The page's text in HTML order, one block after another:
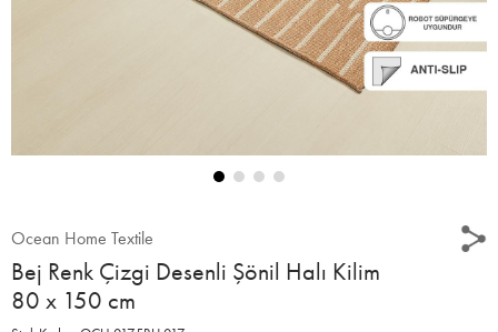
Ocean Home Textile
Bej Renk Çizgi Desenli Şönil Halı Kilim
80 x 150 cm